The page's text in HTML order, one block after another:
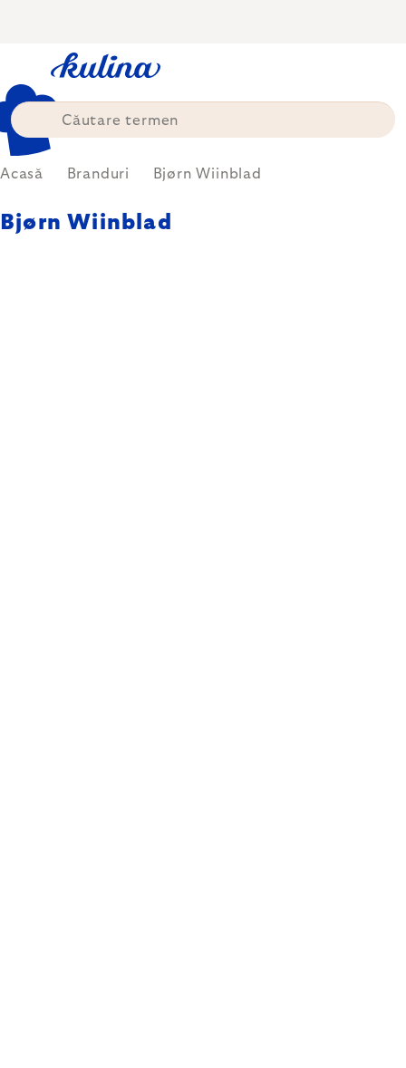
Acasă Branduri Bjørn Wiinblad
Bjørn Wiinblad